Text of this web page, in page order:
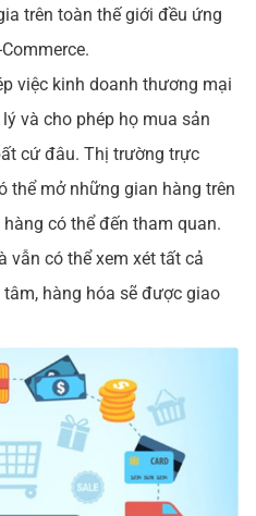
trên toàn thế giới đều ứng
việc kinh doanh thương mại
và cho phép họ mua sản
cứ đâu. Thị trường trực
thể mở những gian hàng trên
có thể đến tham quan.
vẫn có thể xem xét tất cả
hàng hóa sẽ được giao